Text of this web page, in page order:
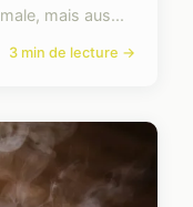
mais aus...
3 min de lecture →